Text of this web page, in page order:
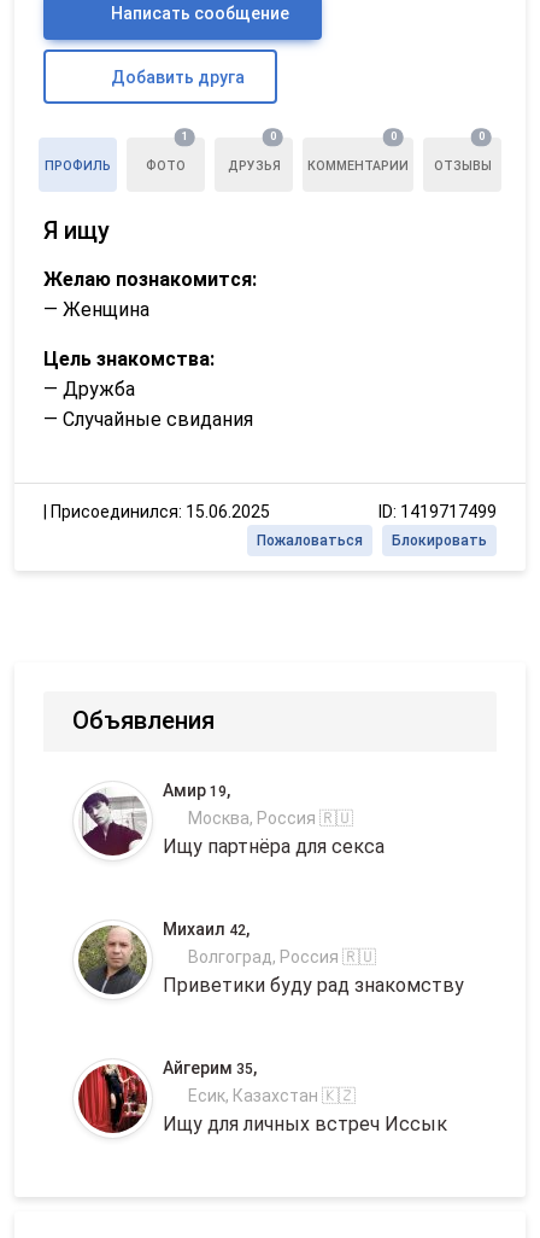
Написать сообщение
Добавить друга
ПРОФИЛЬ ФОТО
1
ДРУЗЬЯ
0
КОММЕНТАРИИ
0
ОТЗЫВЫ
0
Я ищу
Желаю познакомится:
— Женщина
Цель знакомства:
— Дружба
— Случайные свидания
| Присоединился: 15.06.2025 ID: 1419717499
Блокировать
Пожаловаться
Объявления
Амир 19,
Москва, Россия 🇷🇺
Ищу партнёра для секса
Михаил 42,
Волгоград, Россия 🇷🇺
Приветики буду рад знакомству
Айгерим 35,
Есик, Казахстан 🇰🇿
Ищу для личных встреч Иссык